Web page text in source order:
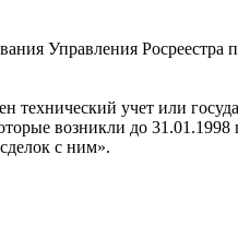
Управления Росреестра
учет или
возникли до 31.01.1998
с ним».